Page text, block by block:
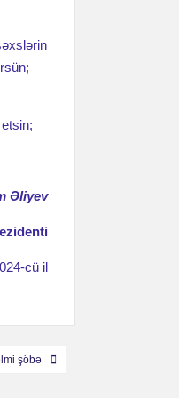
Əliyev
cü il
şöbə